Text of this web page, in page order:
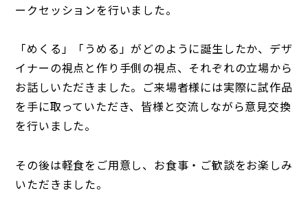
ークセッションを行いました。
「めくる」「うめる」がどのように誕生したか、デザ
イナーの視点と作り手側の視点、それぞれの立場から
お話しいただきました。ご来場者様には実際に試作品
を手に取っていただき、皆様と交流しながら意見交換
を行いました。
その後は軽食をご用意し、お食事・ご歓談をお楽しみ
いただきました。